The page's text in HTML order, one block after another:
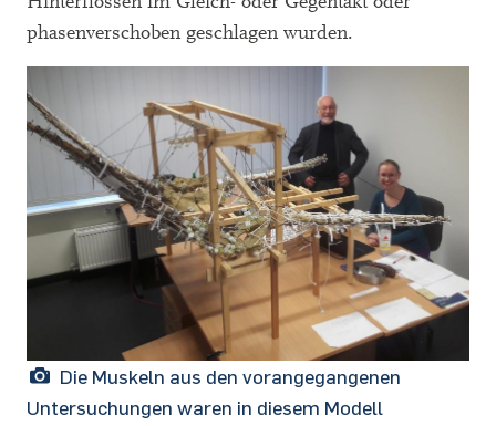
phasenverschoben geschlagen wurden.
Die Muskeln aus den vorangegangenen
Untersuchungen waren in diesem Modell